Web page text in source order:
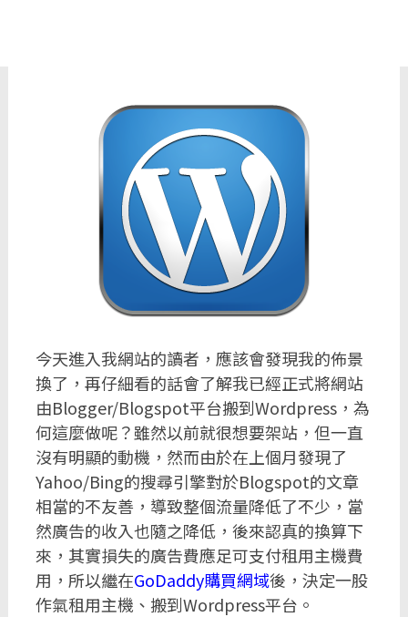
今天進入我網站的讀者，應該會發現我的佈景
換了，再仔細看的話會了解我已經正式將網站
由Blogger/Blogspot平台搬到Wordpress，為
何這麼做呢？雖然以前就很想要架站，但一直
沒有明顯的動機，然而由於在上個月發現了
Yahoo/Bing的搜尋引擎對於Blogspot的文章
相當的不友善，導致整個流量降低了不少，當
然廣告的收入也隨之降低，後來認真的換算下
來，其實損失的廣告費應足可支付租用主機費
用，所以繼在GoDaddy購買網域後，決定一股
作氣租用主機、搬到Wordpress平台。